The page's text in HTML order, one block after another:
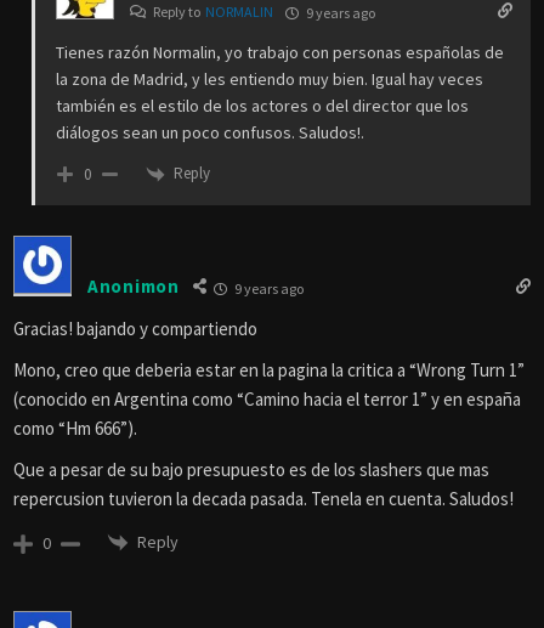
Reply to NORMALIN 9 years ago
Tienes razón Normalin, yo trabajo con personas españolas de
la zona de Madrid, y les entiendo muy bien. Igual hay veces
también es el estilo de los actores o del director que los
diálogos sean un poco confusos. Saludos!.
0 Reply
Anonimon 9 years ago
Gracias! bajando y compartiendo
Mono, creo que deberia estar en la pagina la critica a “Wrong Turn 1”
(conocido en Argentina como “Camino hacia el terror 1” y en españa
como “Hm 666”).
Que a pesar de su bajo presupuesto es de los slashers que mas
repercusion tuvieron la decada pasada. Tenela en cuenta. Saludos!
0 Reply